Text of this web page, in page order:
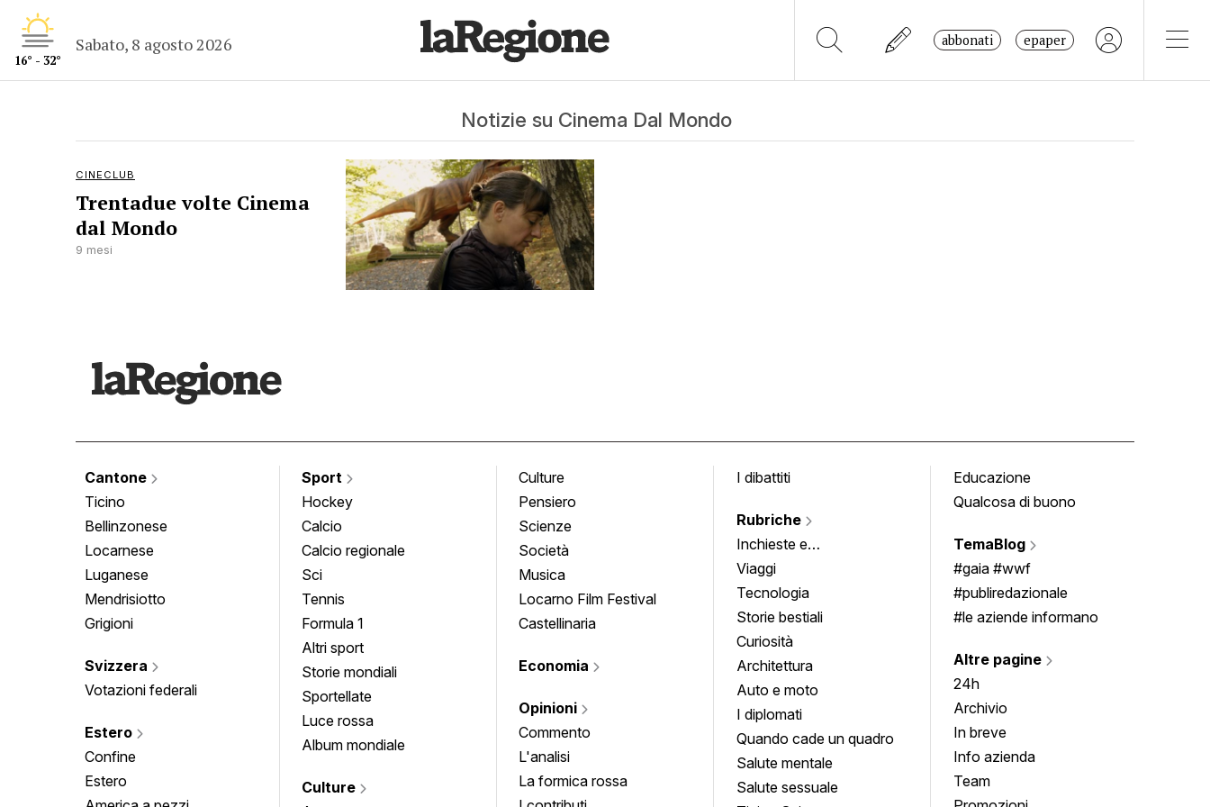
16° - 32°
Sabato, 8 agosto 2026 abbonati epaper
Notizie su Cinema Dal Mondo
CINECLUB
Trentadue volte Cinema
dal Mondo
9 mesi
Cantone
Ticino
Bellinzonese
Locarnese
Luganese
Mendrisiotto
Grigioni
Svizzera
Votazioni federali
Estero
Confine
Estero
Sport
Hockey
Calcio
Calcio regionale
Sci
Tennis
Formula 1
Altri sport
Storie mondiali
Sportellate
Luce rossa
Album mondiale
Culture
Culture
Pensiero
Scienze
Società
Musica
Locarno Film Festival
Castellinaria
Economia
Opinioni
Commento
L'analisi
La formica rossa
I dibattiti
Rubriche
Inchieste e
approfondimenti
Viaggi
Tecnologia
Storie bestiali
Curiosità
Architettura
Auto e moto
I diplomati
Quando cade un quadro
Salute mentale
Salute sessuale
Educazione
Qualcosa di buono
TemaBlog
#gaia #wwf
#publiredazionale
#le aziende informano
Altre pagine
24h
Archivio
In breve
Info azienda
Team